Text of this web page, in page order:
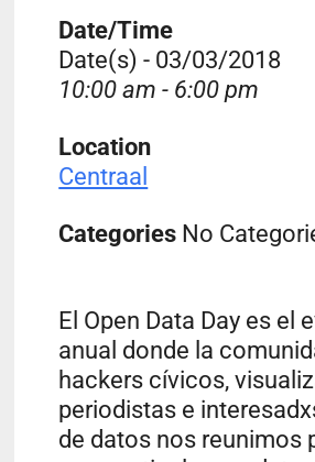
Date/Time
Date(s) - 03/03/2018
10:00 am - 6:00 pm
Location
Centraal
Categories No
El Open Data Day es el
anual donde la
hackers cívicos,
periodistas e
de datos nos reunimos